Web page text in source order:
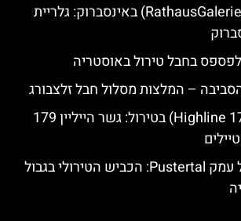
מרכז הקניות (RathausGalerien) באינסברוק: גלריית
בחבל טירול באוסטריה
– המלצות מסלול חבל זלצבורג
הגשר התלוי (Highline 179) בטירול: גשר הייליין 179
כביש ההרים של עמק Pustertal: הכביש הטירולי בגבול